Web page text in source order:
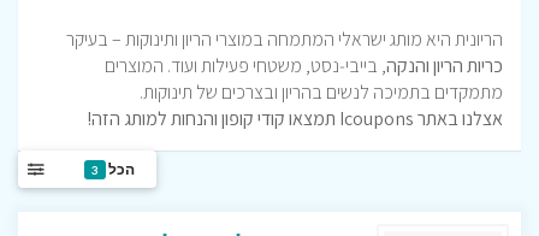
הריונית היא מותג ישראלי המתמחה במוצרי הריון ותינוקות – בעיקר
כריות הריון והנקה, בייבי‑נסט, משטחי פעילות ועוד. המוצרים
מתמקדים בתמיכה לנשים בהריון ובצרכים של תינוקות.
אצלנו באתר Icoupons תמצאו קודי קופון והנחות למותג הזה!
הכל 3